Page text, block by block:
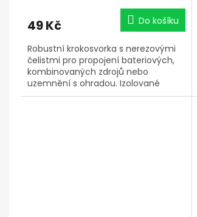
49 Kč Do košíku
Robustní krokosvorka s nerezovými
čelistmi pro propojení bateriových,
kombinovaných zdrojů nebo
uzemnění s ohradou. Izolované
svorky s kontakty z nerezové oceli.